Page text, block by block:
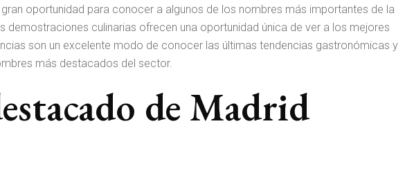
oportunidad para conocer a algunos de los nombres más importantes de la
demostraciones culinarias ofrecen una oportunidad única de ver a los mejores
son un excelente modo de conocer las últimas tendencias gastronómicas y
más destacados del sector.
de Madrid